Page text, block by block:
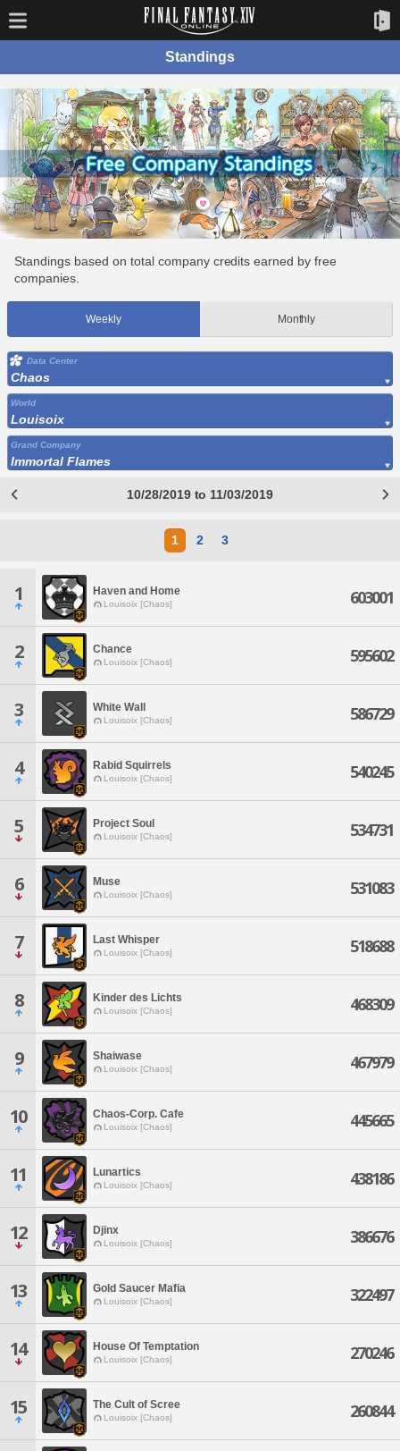
Standings
Standings based on total company credits earned by free
companies.
Weekly Monthly
Data Center
Chaos
World
Louisoix
Grand Company
Immortal Flames
10/28/2019 to 11/03/2019
1 2 3
1 Haven and Home
Louisoix [Chaos] 603001
2 Chance
Louisoix [Chaos] 595602
3 White Wall
Louisoix [Chaos] 586729
4 Rabid Squirrels
Louisoix [Chaos] 540245
5 Project Soul
Louisoix [Chaos] 534731
6 Muse
Louisoix [Chaos] 531083
7 Last Whisper
Louisoix [Chaos] 518688
8 Kinder des Lichts
Louisoix [Chaos] 468309
9 Shaiwase
Louisoix [Chaos] 467979
10 Chaos-Corp. Cafe
Louisoix [Chaos] 445665
11 Lunartics
Louisoix [Chaos] 438186
12 Djinx
Louisoix [Chaos] 386676
13 Gold Saucer Mafia
Louisoix [Chaos] 322497
14 House Of Temptation
Louisoix [Chaos] 270246
15 The Cult of Scree
Louisoix [Chaos] 260844